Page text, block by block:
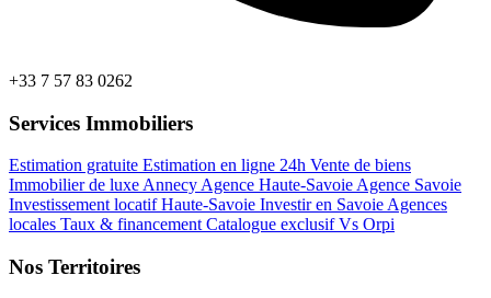
+33 7 57 83 0262
Services Immobiliers
Estimation gratuite Estimation en ligne 24h Vente de biens
Immobilier de luxe Annecy Agence Haute-Savoie Agence Savoie
Investissement locatif Haute-Savoie Investir en Savoie Agences
locales Taux & financement Catalogue exclusifVs Orpi
Nos Territoires